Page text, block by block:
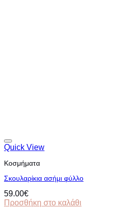
Quick View
Κοσμήματα
Σκουλαρίκια ασήμι φύλλο
59.00€
Προσθήκη στο καλάθι